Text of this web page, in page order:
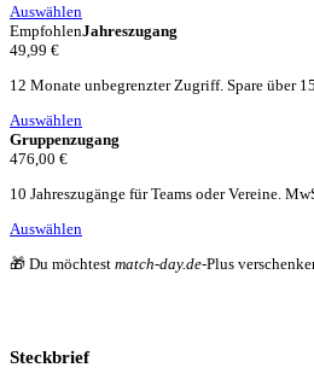
Auswählen
EmpfohlenJahreszugang
49,99 €
12 Monate unbegrenzter Zugriff. Spare über
Auswählen
Gruppenzugang
476,00 €
10 Jahreszugänge für Teams oder Vereine.
Auswählen
🎁 Du möchtest match-day.de-Plus
Steckbrief